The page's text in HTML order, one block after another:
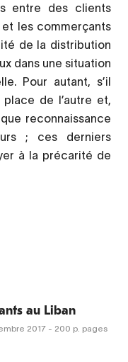
entre des clients
et les commerçants
de la distribution
dans une situation
Pour autant, s’il
de l’autre et,
reconnaissance
; ces derniers
à la précarité de
au Liban
2017 - 200 p. pages